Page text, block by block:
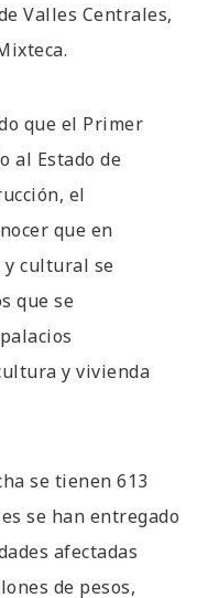
Valles Centrales,
que el Primer
al Estado de
el
que en
cultural se
que se
y vivienda
se tienen 613
se han entregado
afectadas
de pesos,